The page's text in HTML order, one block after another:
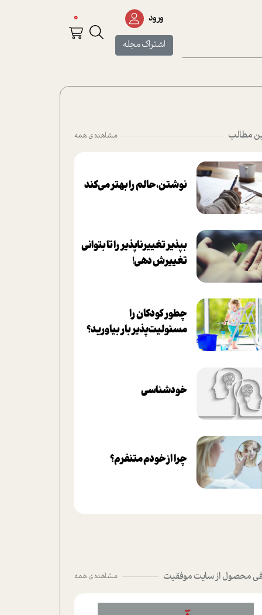
ورود
اشتراک مجله
0
مطالب مشاهده ی همه
نوشتن، حالم را بهتر می‌کند
بپذير تغييرناپذير را تا بتواني
تغييرش دهي!‏
چطور کودکان را
مسئولیت‌پذیر بار بیاورید؟
خودشناسی
چرا از خودم متنفرم؟
محصول از سایت موفقیت مشاهده ی همه